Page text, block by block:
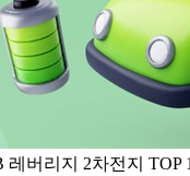
버리지 2차전지